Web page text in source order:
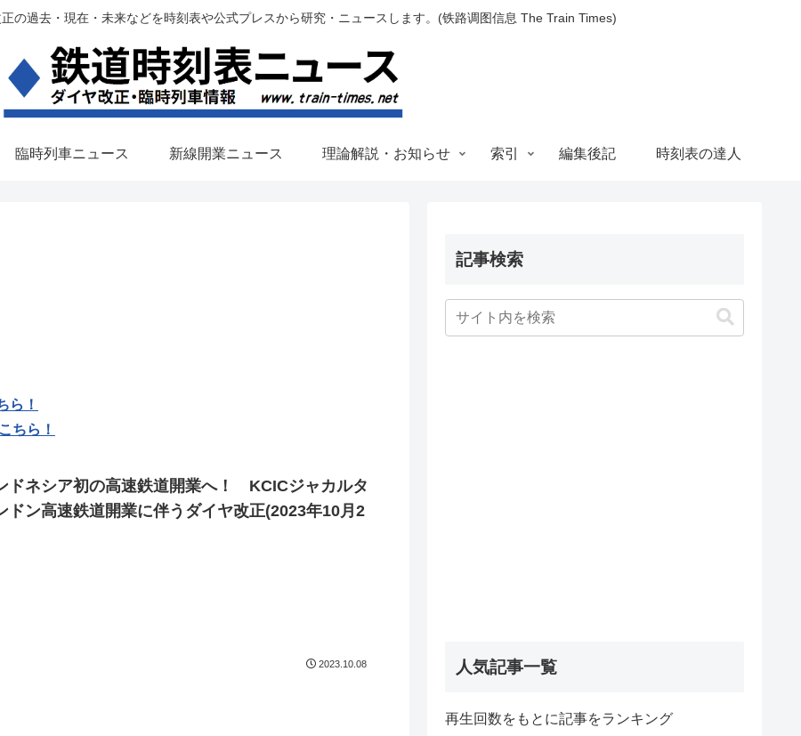
の過去・現在・未来などを時刻表や公式プレスから研究・ニュースします。(铁路调图信息 The Train Times)
臨時列車ニュース 新線開業ニュース 理論解説・お知らせ 索引 編集後記 時刻表の達人
ら！
ちら！
ドネシア初の高速鉄道開業へ！ KCICジャカルタ
ドン高速鉄道開業に伴うダイヤ改正(2023年10月2
2023.10.08
記事検索
人気記事一覧
再生回数をもとに記事をランキング